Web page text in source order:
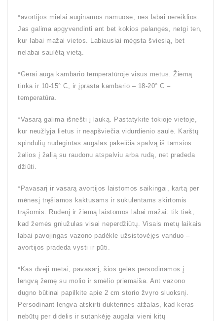
*avortijos mielai auginamos namuose, nes labai nereiklios.
Jas galima apgyvendinti ant bet kokios palangės, netgi ten,
kur labai mažai vietos. Labiausiai mėgsta šviesią, bet
nelabai saulėtą vietą.
*Gerai auga kambario temperatūroje visus metus. Žiemą
tinka ir 10-15° C, ir įprasta kambario – 18-20° C –
temperatūra.
*Vasarą galima išnešti į lauką. Pastatykite tokioje vietoje,
kur neužlyja lietus ir neapšviečia vidurdienio saulė. Karštų
spindulių nudegintas augalas pakeičia spalvą iš tamsios
žalios į žalią su raudonu atspalviu arba rudą, net pradeda
džiūti.
*Pavasarį ir vasarą avortijos laistomos saikingai, kartą per
mėnesį tręšiamos kaktusams ir sukulentams skirtomis
trąšomis. Rudenį ir žiemą laistomos labai mažai: tik tiek,
kad žemės gniužulas visai neperdžiūtų. Visais metų laikais
labai pavojingas vazono padėkle užsistovėjęs vanduo –
avortijos pradeda vysti ir pūti.
*Kas dveji metai, pavasarį, šios gėlės persodinamos į
lengvą žemę su molio ir smėlio priemaiša. Ant vazono
dugno būtinai papilkite apie 2 cm storio žvyro sluoksnį.
Persodinant lengva atskirti dukterines atžalas, kad keras
nebūtų per didelis ir sutankėję augalai vieni kitų